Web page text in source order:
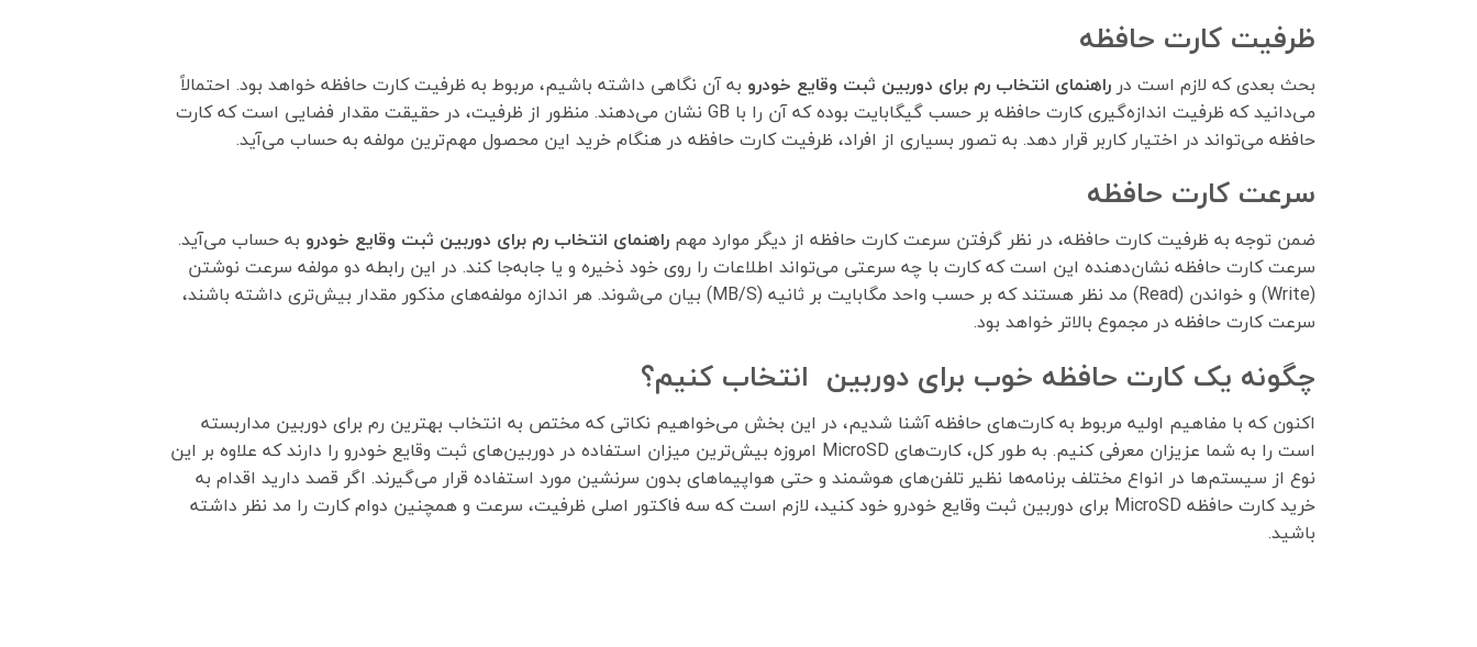
ظرفیت کارت حافظه
بحث بعدی که لازم است در راهنمای انتخاب رم برای دوربین ثبت وقایع خودرو به آن نگاهی داشته باشیم، مربوط به ظرفیت کارت حافظه خواهد بود. احتمالاً
می‌دانید که ظرفیت اندازه‌گیری کارت حافظه بر حسب گیگابایت بوده که آن را با GB نشان می‌دهند. منظور از ظرفیت، در حقیقت مقدار فضایی است که کارت
حافظه می‌تواند در اختیار کاربر قرار دهد. به تصور بسیاری از افراد، ظرفیت کارت حافظه در هنگام خرید این محصول مهم‌ترین مولفه به حساب می‌آید.
سرعت کارت حافظه
ضمن توجه به ظرفیت کارت حافظه، در نظر گرفتن سرعت کارت حافظه از دیگر موارد مهم راهنمای انتخاب رم برای دوربین ثبت وقایع خودرو به حساب می‌آید.
سرعت کارت حافظه نشان‌دهنده این است که کارت با چه سرعتی می‌تواند اطلاعات را روی خود ذخیره و یا جابه‌جا کند. در این رابطه دو مولفه سرعت نوشتن
(Write) و خواندن (Read) مد نظر هستند که بر حسب واحد مگابایت بر ثانیه (MB/S) بیان می‌شوند. هر اندازه مولفه‌های مذکور مقدار بیش‌تری داشته باشند،
سرعت کارت حافظه در مجموع بالاتر خواهد بود.
چگونه یک کارت حافظه خوب برای دوربین انتخاب کنیم؟
اکنون که با مفاهیم اولیه مربوط به کارت‌های حافظه آشنا شدیم، در این بخش می‌خواهیم نکاتی که مختص به انتخاب بهترین رم برای دوربین مداربسته
است را به شما عزیزان معرفی کنیم. به طور کل، کارت‌های MicroSD امروزه بیش‌ترین میزان استفاده در دوربین‌های ثبت وقایع خودرو را دارند که علاوه بر این
نوع از سیستم‌ها در انواع مختلف برنامه‌ها نظیر تلفن‌های هوشمند و حتی هواپیماهای بدون سرنشین مورد استفاده قرار می‌گیرند. اگر قصد دارید اقدام به
خرید کارت حافظه MicroSD برای دوربین ثبت وقایع خودرو خود کنید، لازم است که سه فاکتور اصلی ظرفیت، سرعت و همچنین دوام کارت را مد نظر داشته
باشید.